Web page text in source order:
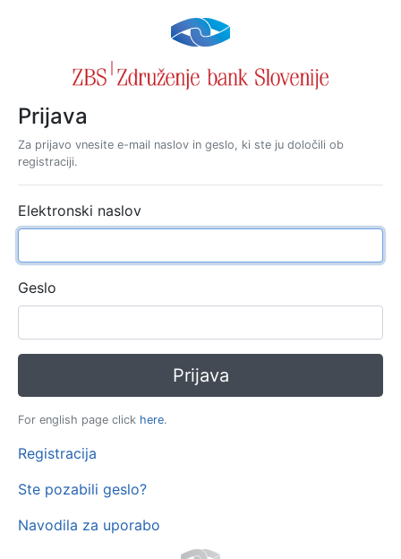
Prijava
Za prijavo vnesite e-mail naslov in geslo, ki ste ju določili ob
registraciji.
Elektronski naslov
Geslo
For english page click here.
Registracija
Ste pozabili geslo?
Navodila za uporabo